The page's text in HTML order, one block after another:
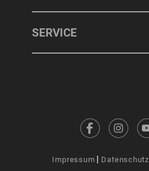
SERVICE
Impressum Datenschutz